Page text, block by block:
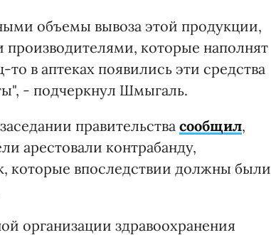
объемы вывоза этой продукции,
которые наполнят
в аптеках появились эти средства
- подчеркнул Шмыгаль.
правительства сообщил,
арестовали контрабанду,
которые впоследствии должны были
организации здравоохранения